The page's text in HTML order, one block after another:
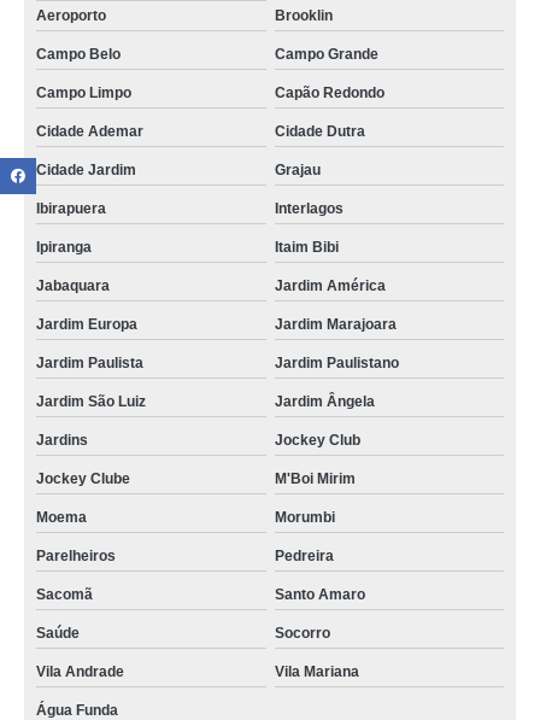
Aeroporto Brooklin
Campo Belo Campo Grande
Campo Limpo Capão Redondo
Cidade Ademar Cidade Dutra
Cidade Jardim Grajau
Ibirapuera Interlagos
Ipiranga Itaim Bibi
Jabaquara Jardim América
Jardim Europa Jardim Marajoara
Jardim Paulista Jardim Paulistano
Jardim São Luiz Jardim Ângela
Jardins Jockey Club
Jockey Clube M'Boi Mirim
Moema Morumbi
Parelheiros Pedreira
Sacomã Santo Amaro
Saúde Socorro
Vila Andrade Vila Mariana
Água Funda